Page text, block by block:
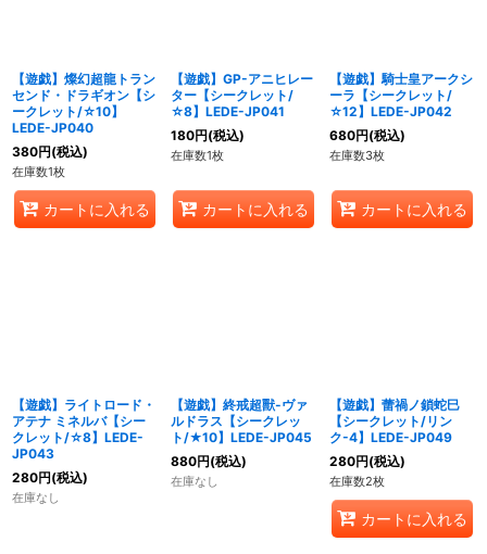
【遊戯】燦幻超龍トラン
センド・ドラギオン【シ
ークレット/☆10】
LEDE-JP040
380円(税込)
在庫数1枚
カートに入れる
【遊戯】GP-アニヒレー
ター【シークレット/
☆8】LEDE-JP041
180円(税込)
在庫数1枚
カートに入れる
【遊戯】騎士皇アークシ
ーラ【シークレット/
☆12】LEDE-JP042
680円(税込)
在庫数3枚
カートに入れる
【遊戯】ライトロード・
アテナ ミネルバ【シー
クレット/☆8】LEDE-
JP043
280円(税込)
在庫なし
【遊戯】終戒超獸-ヴァ
ルドラス【シークレッ
ト/★10】LEDE-JP045
880円(税込)
在庫なし
【遊戯】蕾禍ノ鎖蛇巳
【シークレット/リン
ク-4】LEDE-JP049
280円(税込)
在庫数2枚
カートに入れる